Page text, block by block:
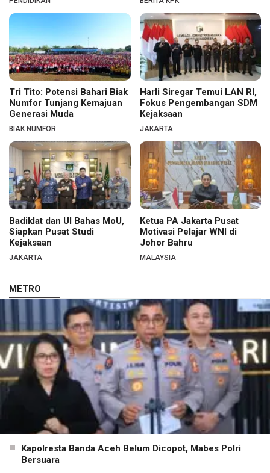
Tri Tito: Potensi Bahari Biak
Numfor Tunjang Kemajuan
Generasi Muda
BIAK NUMFOR
Harli Siregar Temui LAN RI,
Fokus Pengembangan SDM
Kejaksaan
JAKARTA
Badiklat dan UI Bahas MoU,
Siapkan Pusat Studi
Kejaksaan
JAKARTA
Ketua PA Jakarta Pusat
Motivasi Pelajar WNI di
Johor Bahru
MALAYSIA
METRO
Kapolresta Banda Aceh Belum Dicopot, Mabes Polri
Bersuara